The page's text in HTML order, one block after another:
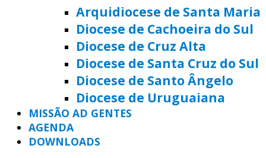
Arquidiocese de Santa Maria
Diocese de Cachoeira do Sul
Diocese de Cruz Alta
Diocese de Santa Cruz do Sul
Diocese de Santo Ângelo
Diocese de Uruguaiana
MISSÃO AD GENTES
AGENDA
DOWNLOADS